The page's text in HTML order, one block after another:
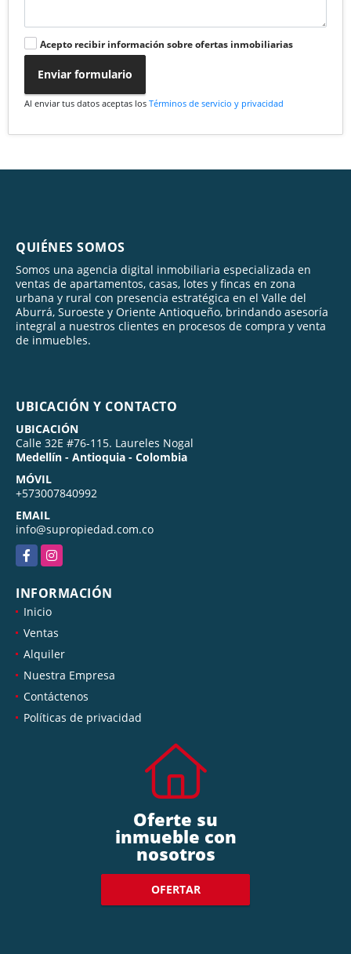
Acepto recibir información sobre ofertas inmobiliarias
Enviar formulario
Al enviar tus datos aceptas los Términos de servicio y privacidad
QUIÉNES SOMOS
Somos una agencia digital inmobiliaria especializada en
ventas de apartamentos, casas, lotes y fincas en zona
urbana y rural con presencia estratégica en el Valle del
Aburrá, Suroeste y Oriente Antioqueño, brindando asesoría
integral a nuestros clientes en procesos de compra y venta
de inmuebles.
UBICACIÓN Y CONTACTO
UBICACIÓN
Calle 32E #76-115. Laureles Nogal
Medellín - Antioquia - Colombia
MÓVIL
+573007840992
EMAIL
info@supropiedad.com.co
FacebookInstagram
INFORMACIÓN
Inicio
Ventas
Alquiler
Nuestra Empresa
Contáctenos
Políticas de privacidad
Oferte su
inmueble con
nosotros
OFERTAR